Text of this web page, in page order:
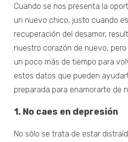
Cuando se nos presenta la
un nuevo chico, justo cuando
recuperación del desamor,
nuestro corazón de nuevo,
un poco más de tiempo para
estos datos que pueden
preparada para enamorarte de
1. No caes en depresión
No sólo se trata de estar